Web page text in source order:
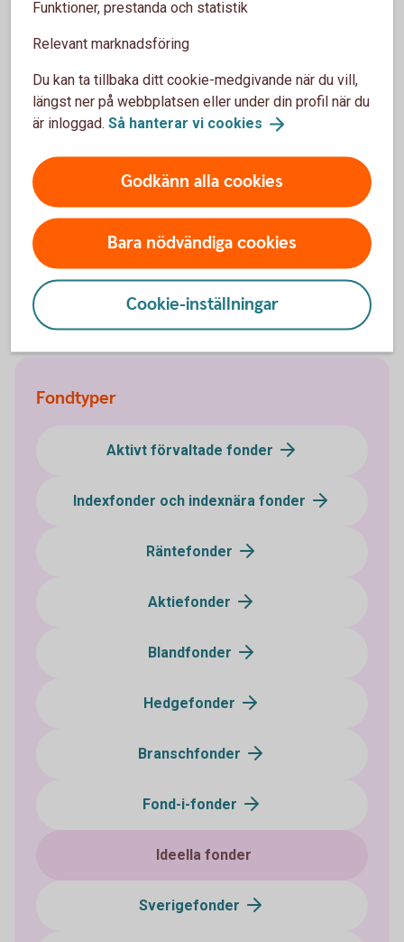
ändamål.
SwedbankHumanfond
Mer information
Fondtyper - lär dig mer om olika typer avfonder
Fonder - börja
fondspara
Fondtyper
Aktivt förvaltade fonder
Indexfonder och indexnära fonder
Räntefonder
Aktiefonder
Blandfonder
Hedgefonder
Branschfonder
Fond-i-fonder
Ideella fonder
Sverigefonder
Funktioner, prestanda och statistik
Relevant marknadsföring
Du kan ta tillbaka ditt cookie-medgivande när du vill,
längst ner på webbplatsen eller under din profil när du
är inloggad. Så hanterar vi cookies
Godkänn alla cookies
Bara nödvändiga cookies
Cookie-inställningar